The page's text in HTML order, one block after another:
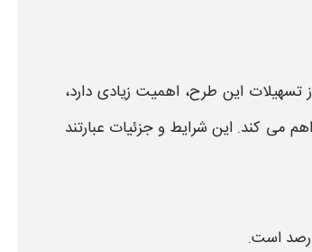
تسهیلات این طرح، اهمیت زیادی دارد،
می‌ کند. این شرایط و جزئیات عبارتند